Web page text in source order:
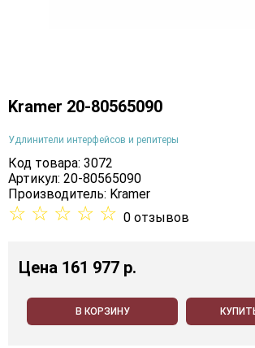
Kramer 20-80565090
Удлинители интерфейсов и репитеры
Код товара: 3072
Артикул: 20-80565090
Производитель: Kramer
☆ ☆ ☆ ☆ ☆ 0 отзывов
Цена 161 977 p.
В КОРЗИНУ